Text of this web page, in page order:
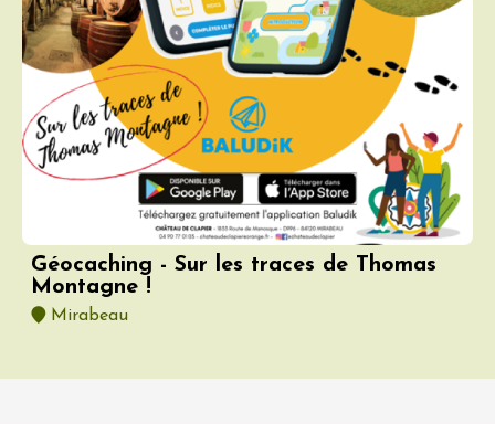
Géocaching - Sur les traces de Thomas
Montagne !
Mirabeau